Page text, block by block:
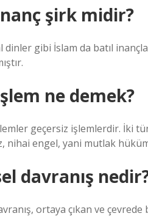
şirk midir?
gibi İslam da batıl
ne demek?
geçersiz işlemlerdir. İki
nihai engel, yani mutlak
davranış
ortaya çıkan ve